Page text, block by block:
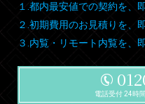
１.都内最安値での契約を、
２.初期費用のお見積りを、
３.内覧・リモート内覧を、
電話受付 24時